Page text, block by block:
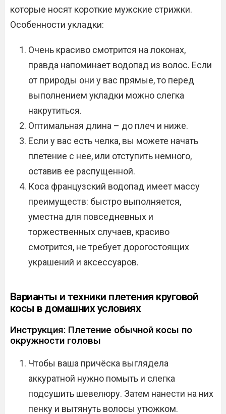
которые носят короткие мужские стрижки.
Особенности укладки:
Очень красиво смотрится на локонах,
правда напоминает водопад из волос. Если
от природы они у вас прямые, то перед
выполнением укладки можно слегка
накрутиться.
Оптимальная длина – до плеч и ниже.
Если у вас есть челка, вы можете начать
плетение с нее, или отступить немного,
оставив ее распущенной.
Коса французский водопад имеет массу
преимуществ: быстро выполняется,
уместна для повседневных и
торжественных случаев, красиво
смотрится, не требует дорогостоящих
украшений и аксессуаров.
Варианты и техники плетения круговой
косы в домашних условиях
Инструкция: Плетение обычной косы по
окружности головы
Чтобы ваша причёска выглядела
аккуратной нужно помыть и слегка
подсушить шевелюру. Затем нанести на них
пенку и вытянуть волосы утюжком.